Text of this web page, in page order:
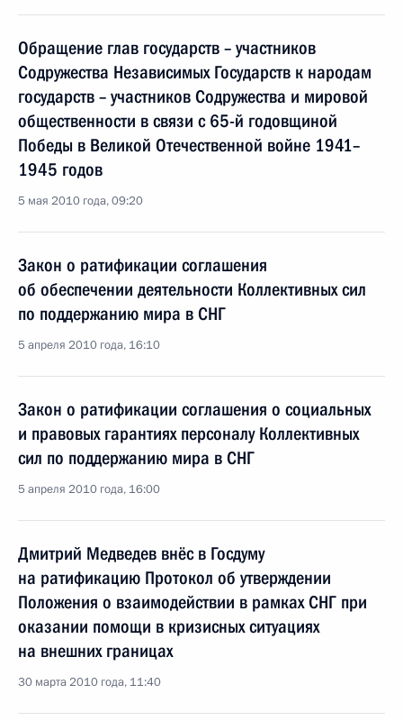
Обращение глав государств – участников
Содружества Независимых Государств к народам
государств – участников Содружества и мировой
общественности в связи с 65-й годовщиной
Победы в Великой Отечественной войне 1941–
1945 годов
5 мая 2010 года, 09:20
Закон о ратификации соглашения
об обеспечении деятельности Коллективных сил
по поддержанию мира в СНГ
5 апреля 2010 года, 16:10
Закон о ратификации соглашения о социальных
и правовых гарантиях персоналу Коллективных
сил по поддержанию мира в СНГ
5 апреля 2010 года, 16:00
Дмитрий Медведев внёс в Госдуму
на ратификацию Протокол об утверждении
Положения о взаимодействии в рамках СНГ при
оказании помощи в кризисных ситуациях
на внешних границах
30 марта 2010 года, 11:40